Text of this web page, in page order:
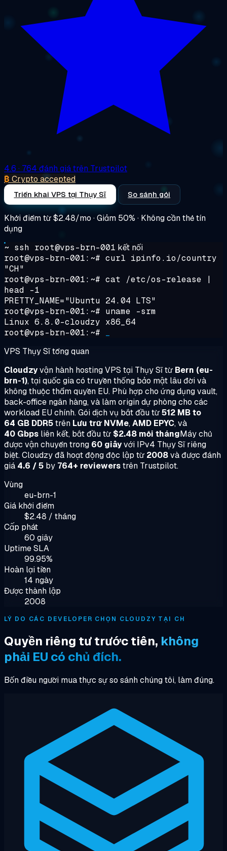
4.6 · 764 đánh giá trên Trustpilot
₿ Crypto accepted
Triển khai VPS tại Thụy Sĩ So sánh gói
Khởi điểm từ$2.48/mo · Giảm 50% · Không cần thẻ tín
dụng
~ ssh root@vps-brn-001 kết nối
root@vps-brn-001:~# curl ipinfo.io/country
"CH"
root@vps-brn-001:~# cat /etc/os-release |
head -1
PRETTY_NAME="Ubuntu 24.04 LTS"
root@vps-brn-001:~# uname -srm
Linux 6.8.0-cloudzy x86_64
root@vps-brn-001:~#
VPS Thụy Sĩ tổng quan
Cloudzyvận hành hosting VPS tại Thụy Sĩ từ Bern (eu-
brn-1), tại quốc gia có truyền thống bảo mật lâu đời và
không thuộc thẩm quyền EU. Phù hợp cho ứng dụng vault,
back-office ngân hàng, và làm origin dự phòng cho các
workload EU chính. Gói dịch vụ bắt đầu từ512 MB to
64 GB DDR5trên Lưu trữ NVMe,AMD EPYC, và
40 Gbps liên kết, bắt đầu từ $2.48 mỗi thángMáy chủ
được vận chuyển trong 60 giâyvới IPv4 Thụy Sĩ riêng
biệt. Cloudzy đã hoạt động độc lập từ 2008và được đánh
giá 4.6 / 5 by 764+ reviewerstrên Trustpilot.
Vùng
eu-brn-1
Giá khởi điểm
$2.48 / tháng
Cấp phát
60 giây
Uptime SLA
99.95%
Hoàn lại tiền
14 ngày
Được thành lập
2008
LÝ DO CÁC DEVELOPER CHỌN CLOUDZY TẠI CH
Quyền riêng tư trước tiên, không
phải EU có chủ đích.
Bốn điều người mua thực sự so sánh chúng tôi, làm đúng.